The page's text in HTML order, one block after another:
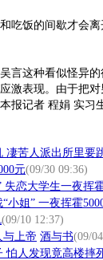
饭的间歇才会离
这种看似怪异的
激表现。由于把
报记者 程娟 实习
凄苦人派出所里要
元(09/30 09:36)
失恋大学生一夜挥
小姐” 一夜挥霍
(09/10 12:37)
与上帝 酒与书(09/
怕人发现竟高楼摔